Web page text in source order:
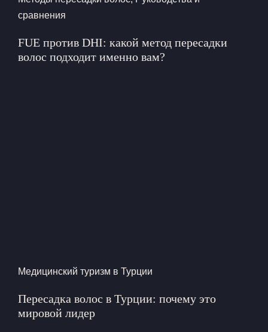
сравнения
FUE против DHI: какой метод пересадки
волос подходит именно вам?
Медицинский туризм в Турции
Пересадка волос в Турции: почему это
мировой лидер